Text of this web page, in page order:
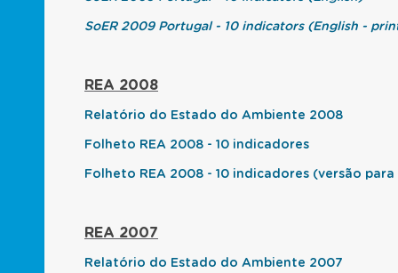
SoER 2009 Portugal - 10 indicators (English -
REA 2008
Relatório do Estado do Ambiente 2008
Folheto REA 2008 - 10 indicadores
Folheto REA 2008 - 10 indicadores (versão
REA 2007
Relatório do Estado do Ambiente 2007